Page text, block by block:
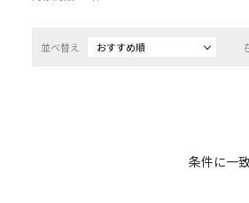
並べ替え おすすめ順
条件に一